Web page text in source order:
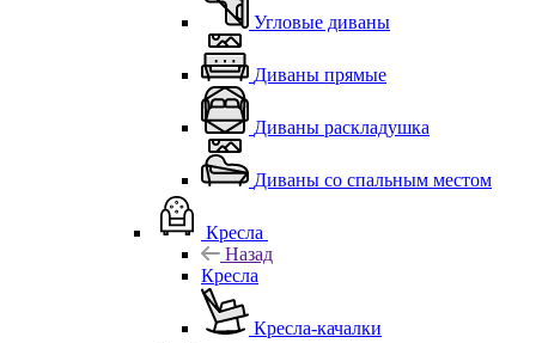
Угловые диваны
Диваны прямые
Диваны раскладушка
Диваны со спальным местом
Кресла
Назад
Кресла
Кресла-качалки